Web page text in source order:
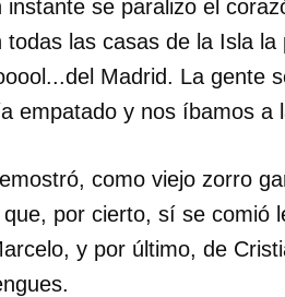
has de iniciar sesión con tu
se paralizo el
las casas de la Isla la
Madrid. La gente
empatado y nos íbamos a
como viejo zorro
por cierto, sí se comió
y por último, de